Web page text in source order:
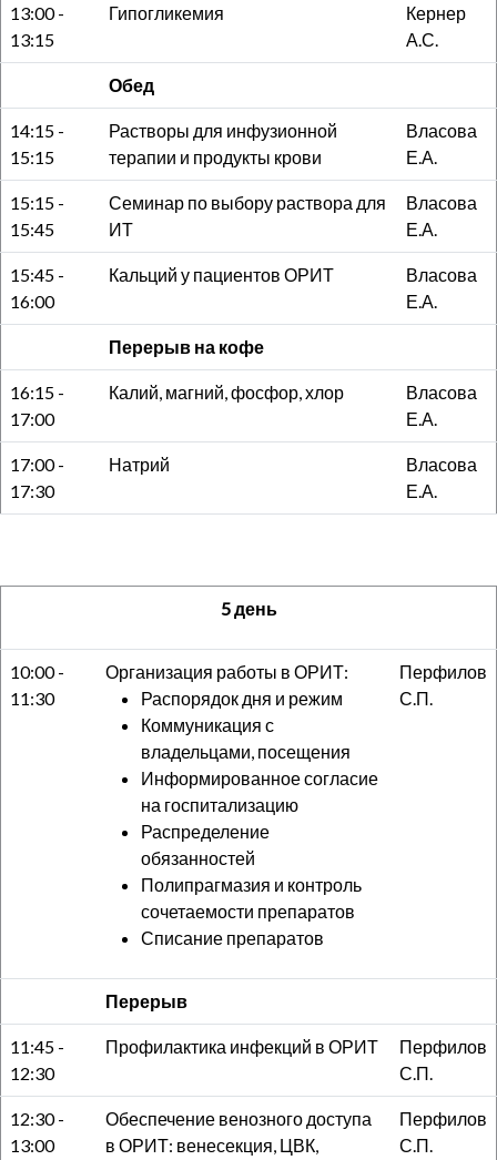
13:00 -
13:15
Гипогликемия
Кернер
А.С.
Обед
14:15 -
15:15
Растворы для инфузионной
терапии и продукты крови
Власова
Е.А.
15:15 -
15:45
Семинар по выбору раствора для
ИТ
Власова
Е.А.
15:45 -
16:00
Кальций у пациентов ОРИТ
Власова
Е.А.
Перерыв на кофе
16:15 -
17:00
Калий, магний, фосфор, хлор
Власова
Е.А.
17:00 -
17:30
Натрий
Власова
Е.А.
5 день
10:00 -
11:30
Организация работы в ОРИТ:
Распорядок дня и режим
Коммуникация с
владельцами, посещения
Информированное согласие
на госпитализацию
Распределение
обязанностей
Полипрагмазия и контроль
сочетаемости препаратов
Списание препаратов
Перфилов
С.П.
Перерыв
11:45 -
12:30
Профилактика инфекций в ОРИТ
Перфилов
С.П.
12:30 -
13:00
Обеспечение венозного доступа
в ОРИТ: венесекция, ЦВК,
Перфилов
С.П.